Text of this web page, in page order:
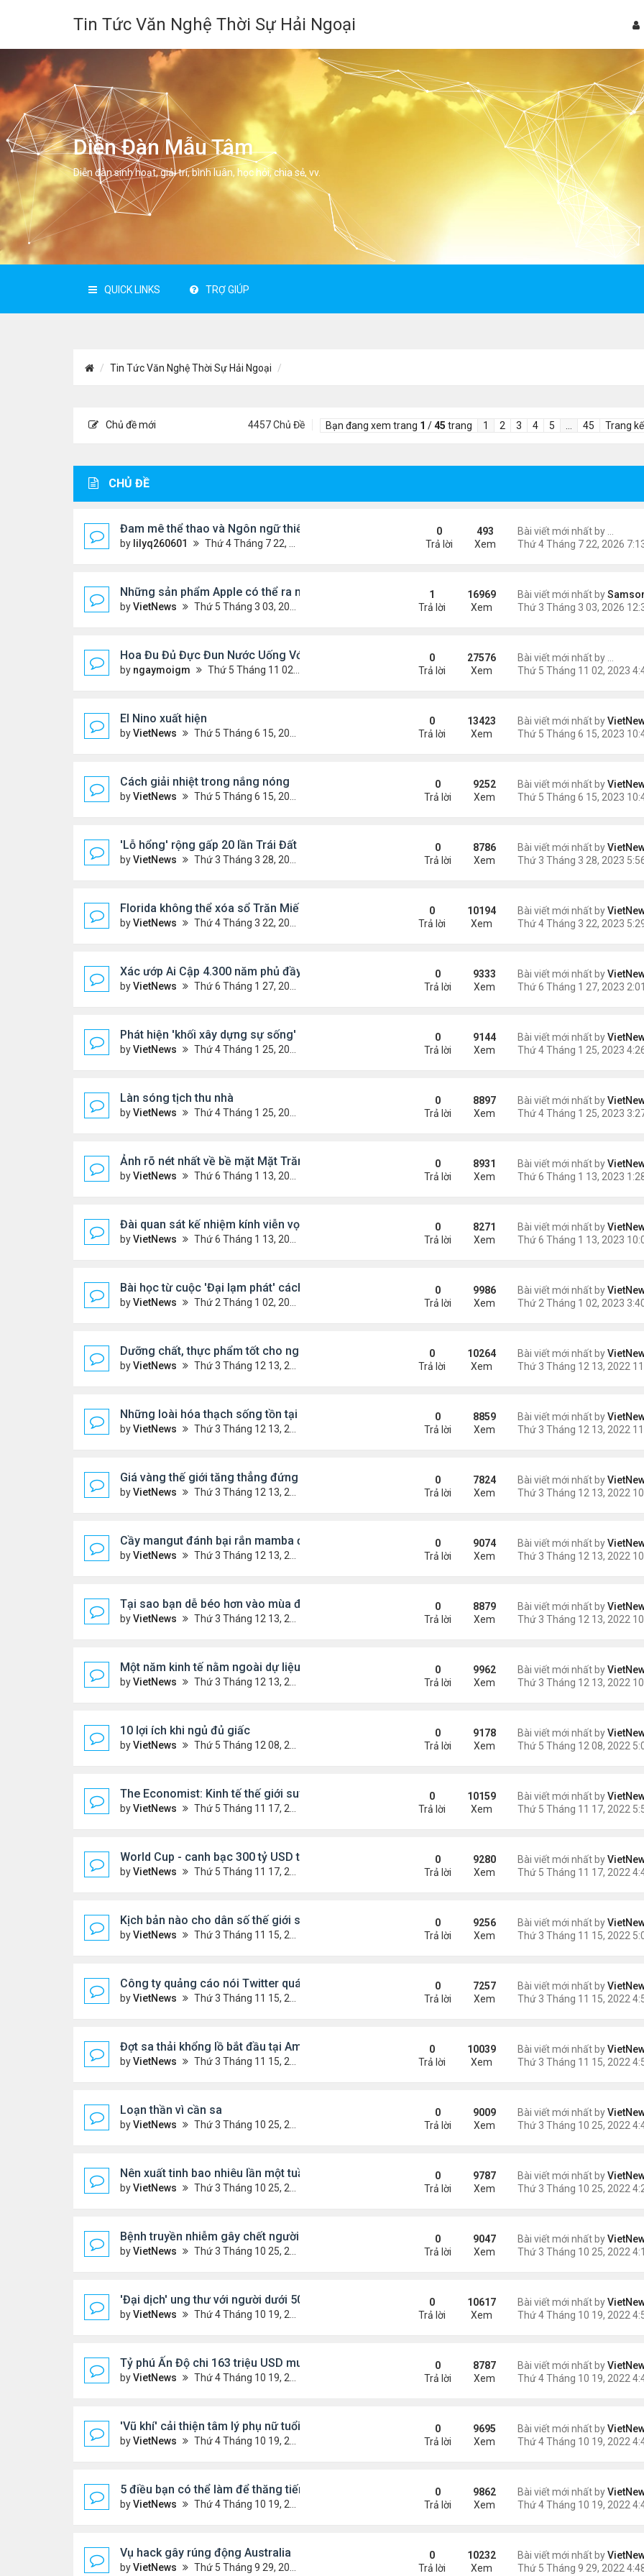
Tin Tức Văn Nghệ Thời Sự Hải Ngoại
Diễn Đàn Mẫu Tâm
Diễn đàn sinh hoạt, giải trí, bình luân, học hỏi, chia sẻ, vv.
QUICK LINKS TRỢ GIÚP
Tin Tức Văn Nghệ Thời Sự Hải Ngoại
Chủ đề mới 4457 Chủ Đề Bạn đang xem trang 1 /45 trang 1 2 3 4 5 45 Trang
CHỦ ĐỀ
Đam mê thể thao và Ngôn ngữ thiết kế: Góc nhìn từ trang phục thi đấu
by lilyq260601 Thứ 4 Tháng 7 22, 2026 7:13 pm
0
Trả lời
493
Xem
Những sản phẩm Apple có thể ra mắt ngày 8/3
byVietNews Thứ 5 Tháng 3 03, 2022 12:34 pm
Bài viết mới nhất by
1
Trả lời
16969
Xem
Hoa Đu Đủ Đực Đun Nước Uống Với Những Tác Dụng Tuyệt Vời
by ngaymoigm Thứ 5 Tháng 11 02, 2023 4:44 am
0
Trả lời
27576
Xem
El Nino xuất hiện
byVietNews Thứ 5 Tháng 6 15, 2023 10:42 am
Bài viết mới nhất by
0
Trả lời
13423
Xem
Cách giải nhiệt trong nắng nóng
byVietNews Thứ 5 Tháng 6 15, 2023 10:40 am
Bài viết mới nhất by
0
Trả lời
9252
Xem
'Lỗ hổng' rộng gấp 20 lần Trái Đất xuất hiện trên Mặt Trời
byVietNews Thứ 3 Tháng 3 28, 2023 5:56 pm
Bài viết mới nhất by
0
Trả lời
8786
Xem
Florida không thể xóa sổ Trăn Miến Điện
byVietNews Thứ 4 Tháng 3 22, 2023 5:29 pm
Bài viết mới nhất by
0
Trả lời
10194
Xem
Xác ướp Ai Cập 4.300 năm phủ đầy vàng lá
byVietNews Thứ 6 Tháng 1 27, 2023 2:01 pm
Bài viết mới nhất by
0
Trả lời
9333
Xem
Phát hiện 'khối xây dựng sự sống' lạnh nhất vũ trụ
byVietNews Thứ 4 Tháng 1 25, 2023 4:26 pm
Bài viết mới nhất by
0
Trả lời
9144
Xem
Làn sóng tịch thu nhà
byVietNews Thứ 4 Tháng 1 25, 2023 3:27 pm
Bài viết mới nhất by
0
Trả lời
8897
Xem
Ảnh rõ nét nhất về bề mặt Mặt Trăng chụp từ Trái Đất
byVietNews Thứ 6 Tháng 1 13, 2023 1:28 pm
Bài viết mới nhất by
0
Trả lời
8931
Xem
Đài quan sát kế nhiệm kính viễn vọng James Webb
byVietNews Thứ 6 Tháng 1 13, 2023 10:09 am
Bài viết mới nhất by
0
Trả lời
8271
Xem
Bài học từ cuộc 'Đại lạm phát' cách đây 500 năm
byVietNews Thứ 2 Tháng 1 02, 2023 3:40 pm
Bài viết mới nhất by
0
Trả lời
9986
Xem
Dưỡng chất, thực phẩm tốt cho người cao huyết áp
byVietNews Thứ 3 Tháng 12 13, 2022 11:14 am
Bài viết mới nhất by
0
Trả lời
10264
Xem
Những loài hóa thạch sống tồn tại lâu nhất trên Trái Đất
byVietNews Thứ 3 Tháng 12 13, 2022 11:11 am
Bài viết mới nhất by
0
Trả lời
8859
Xem
Giá vàng thế giới tăng thẳng đứng
byVietNews Thứ 3 Tháng 12 13, 2022 10:54 am
Bài viết mới nhất by
0
Trả lời
7824
Xem
Cầy mangut đánh bại rắn mamba đen
byVietNews Thứ 3 Tháng 12 13, 2022 10:50 am
Bài viết mới nhất by
0
Trả lời
9074
Xem
Tại sao bạn dễ béo hơn vào mùa đông?
byVietNews Thứ 3 Tháng 12 13, 2022 10:42 am
Bài viết mới nhất by
0
Trả lời
8879
Xem
Một năm kinh tế nằm ngoài dự liệu của Fed
byVietNews Thứ 3 Tháng 12 13, 2022 10:35 am
Bài viết mới nhất by
0
Trả lời
9962
Xem
10 lợi ích khi ngủ đủ giấc
byVietNews Thứ 5 Tháng 12 08, 2022 5:04 pm
Bài viết mới nhất by
0
Trả lời
9178
Xem
The Economist: Kinh tế thế giới suy thoái vẫn chưa ngăn được lạm phát
byVietNews Thứ 5 Tháng 11 17, 2022 5:51 pm
Bài viết mới nhất by
0
Trả lời
10159
Xem
World Cup - canh bạc 300 tỷ USD thay đổi hình ảnh Qatar
byVietNews Thứ 5 Tháng 11 17, 2022 4:48 pm
Bài viết mới nhất by
0
Trả lời
9280
Xem
Kịch bản nào cho dân số thế giới sau mốc 8 tỷ người?
byVietNews Thứ 3 Tháng 11 15, 2022 5:02 pm
Bài viết mới nhất by
0
Trả lời
9256
Xem
Công ty quảng cáo nói Twitter quá rủi ro
byVietNews Thứ 3 Tháng 11 15, 2022 4:56 pm
Bài viết mới nhất by
0
Trả lời
7257
Xem
Đợt sa thải khổng lồ bắt đầu tại Amazon
byVietNews Thứ 3 Tháng 11 15, 2022 4:54 pm
Bài viết mới nhất by
0
Trả lời
10039
Xem
Loạn thần vì cần sa
byVietNews Thứ 3 Tháng 10 25, 2022 4:45 pm
Bài viết mới nhất by
0
Trả lời
9009
Xem
Nên xuất tinh bao nhiêu lần một tuần?
byVietNews Thứ 3 Tháng 10 25, 2022 4:24 pm
Bài viết mới nhất by
0
Trả lời
9787
Xem
Bệnh truyền nhiễm gây chết người nhiều nhất thế giới quay lại
byVietNews Thứ 3 Tháng 10 25, 2022 4:19 pm
Bài viết mới nhất by
0
Trả lời
9047
Xem
'Đại dịch' ung thư với người dưới 50 tuổi
byVietNews Thứ 4 Tháng 10 19, 2022 4:51 pm
Bài viết mới nhất by
0
Trả lời
10617
Xem
Tỷ phú Ấn Độ chi 163 triệu USD mua biệt thự đắt nhất Dubai
byVietNews Thứ 4 Tháng 10 19, 2022 4:44 pm
Bài viết mới nhất by
0
Trả lời
8787
Xem
'Vũ khí' cải thiện tâm lý phụ nữ tuổi mãn kinh
byVietNews Thứ 4 Tháng 10 19, 2022 4:42 pm
Bài viết mới nhất by
0
Trả lời
9695
Xem
5 điều bạn có thể làm để thăng tiến sự nghiệp
byVietNews Thứ 4 Tháng 10 19, 2022 4:40 pm
Bài viết mới nhất by
0
Trả lời
9862
Xem
Vụ hack gây rúng động Australia
byVietNews Thứ 5 Tháng 9 29, 2022 4:48 pm
Bài viết mới nhất by
0
Trả lời
10232
Xem